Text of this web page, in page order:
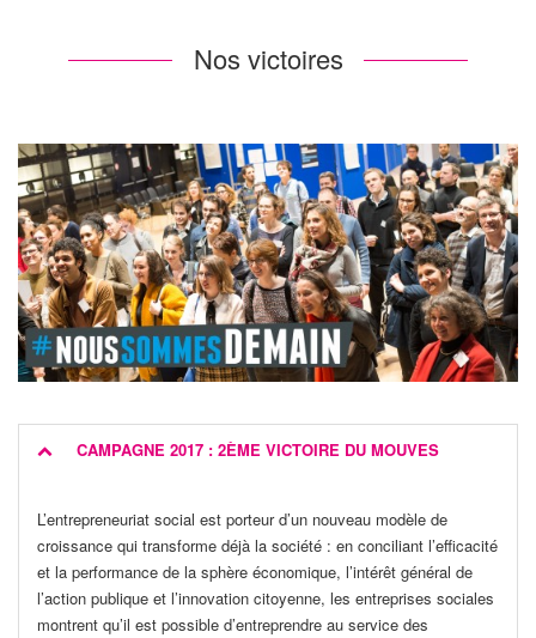
Nos victoires
CAMPAGNE 2017 : 2ÈME VICTOIRE DU MOUVES
L’entrepreneuriat social est porteur d’un nouveau modèle de
croissance qui transforme déjà la société : en conciliant l’efficacité
et la performance de la sphère économique, l’intérêt général de
l’action publique et l’innovation citoyenne, les entreprises sociales
montrent qu’il est possible d’entreprendre au service des